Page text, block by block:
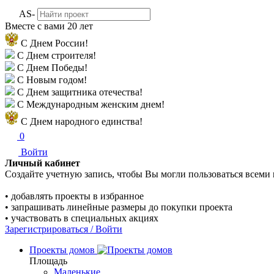
AS-
Вместе с вами 20 лет
С Днем России!
С Днем строителя!
С Днем Победы!
С Новым годом!
С Днем защитника отечества!
С Международным женским днем!
С Днем народного единства!
0
Войти
Личный кабинет
Создайте учетную запись, чтобы Вы могли пользоваться всеми
• добавлять проекты в избранное
• запрашивать линейные размеры до покупки проекта
• участвовать в специальных акциях
Зарегистрироваться / Войти
Проекты домов
Площадь
Маленькие